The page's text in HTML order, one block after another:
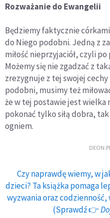
Rozważanie do Ewangelii
Będziemy faktycznie
do Niego podobni. Jedną z
miłość nieprzyjaciół, czyli
Możemy się nie zgadzać z
zrezygnuje z tej swojej
podobni, musimy też
że w tej postawie jest wielka
pokonać tylko siłą dobra,
ogniem.
Czy naprawdę wiemy, w
dzieci? Ta książka pomaga
wyzwania oraz
(Sprawdź 👉